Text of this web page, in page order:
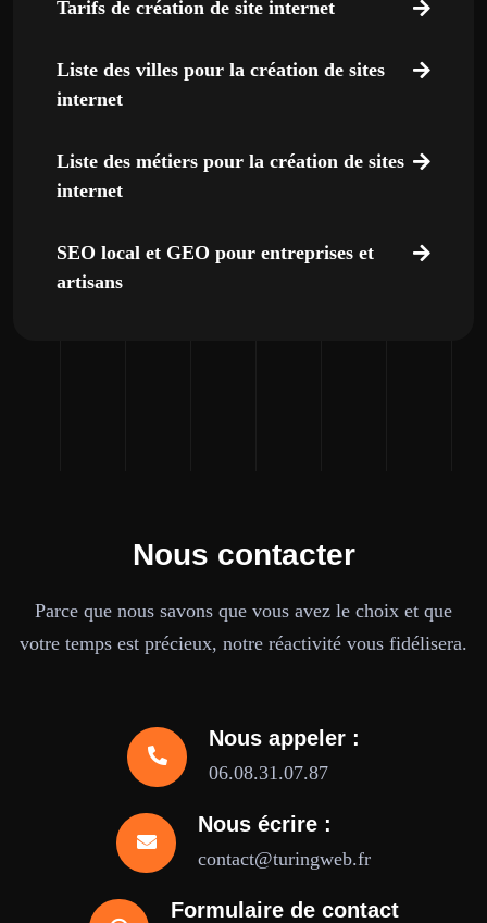
Tarifs de création de site internet
Liste des villes pour la création de sites
internet
Liste des métiers pour la création de sites
internet
SEO local et GEO pour entreprises et
artisans
Nous contacter
Parce que nous savons que vous avez le choix et que
votre temps est précieux, notre réactivité vous fidélisera.
Nous appeler :
06.08.31.07.87
Nous écrire :
contact@turingweb.fr
Formulaire de contact